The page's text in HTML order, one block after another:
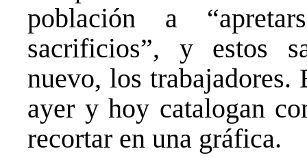
población a
sacrificios”, y estos
nuevo, los
ayer y hoy catalogan
recortar en una gráfica.